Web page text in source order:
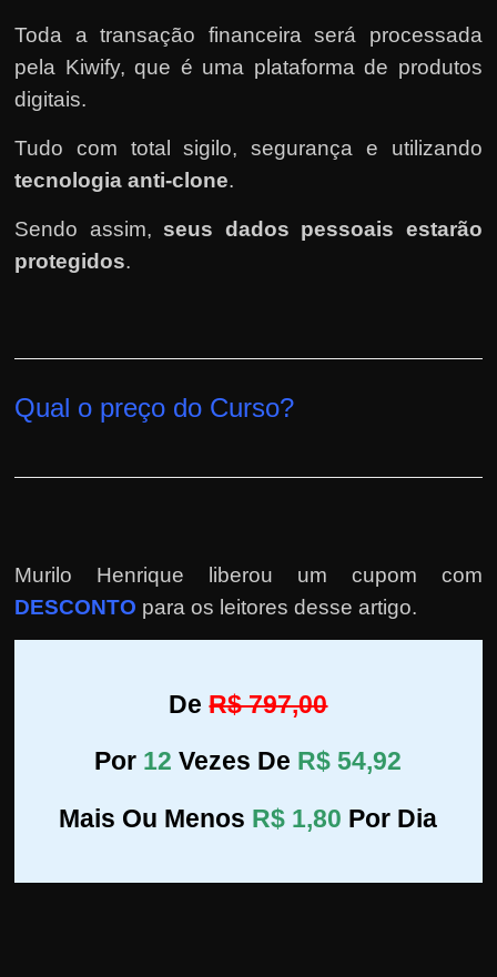
Toda a transação financeira será processada
pela Kiwify, que é uma plataforma de produtos
digitais.
Tudo com total sigilo, segurança e utilizando
tecnologia anti-clone.
Sendo assim, seus dados pessoais estarão
protegidos.
Qual o preço do Curso?
Murilo Henrique liberou um cupom com
DESCONTO para os leitores desse artigo.
De R$ 797,00
Por 12 Vezes De R$ 54,92
Mais Ou Menos R$ 1,80 Por Dia